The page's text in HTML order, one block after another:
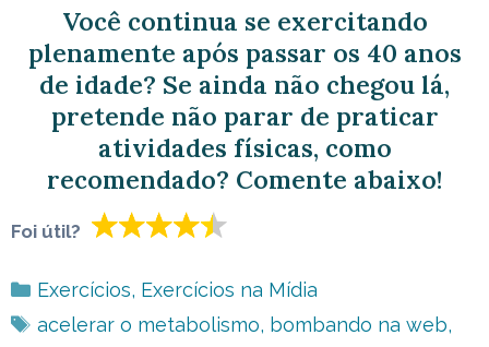
Você continua se exercitando
plenamente após passar os 40 anos
de idade? Se ainda não chegou lá,
pretende não parar de praticar
atividades físicas, como
recomendado? Comente abaixo!
Foi útil?
Categorias
Exercícios, Exercícios na Mídia
Tags
acelerar o metabolismo, bombando na web,